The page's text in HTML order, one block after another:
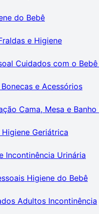
do Bebê
e Higiene
Cuidados com o Bebê
Bonecas e Acessórios
Cama, Mesa e Banho
Higiene Geriátrica
Incontinência Urinária
Higiene do Bebê
Adultos Incontinência